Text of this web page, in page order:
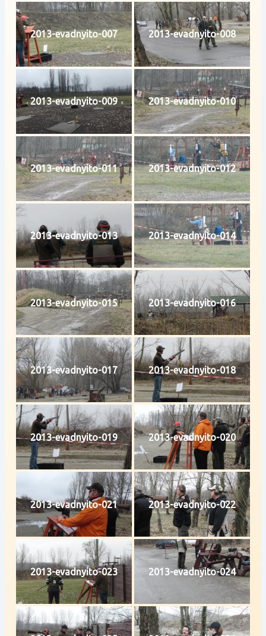
2013-evadnyito-007 2013-evadnyito-008
2013-evadnyito-009 2013-evadnyito-010
2013-evadnyito-011 2013-evadnyito-012
2013-evadnyito-013 2013-evadnyito-014
2013-evadnyito-015 2013-evadnyito-016
2013-evadnyito-017 2013-evadnyito-018
2013-evadnyito-019 2013-evadnyito-020
2013-evadnyito-021 2013-evadnyito-022
2013-evadnyito-023 2013-evadnyito-024